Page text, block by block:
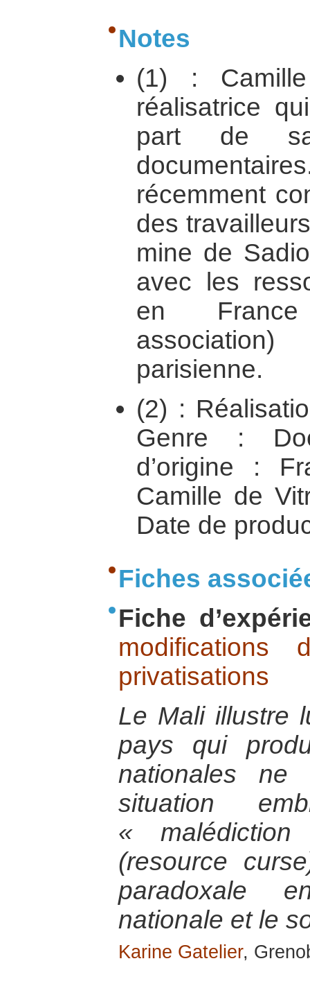
Notes
(1) :
réalisatrice
part de
récemment
des
mine de
avec les
en
parisienne.
(2) :
Genre :
d’origine :
Camille de
Date de
Fiches
Fiche
privatisations
Le Mali illustre
pays qui
nationales ne
situation
«
(resource
paradoxale
nationale et le
Karine Gatelier,